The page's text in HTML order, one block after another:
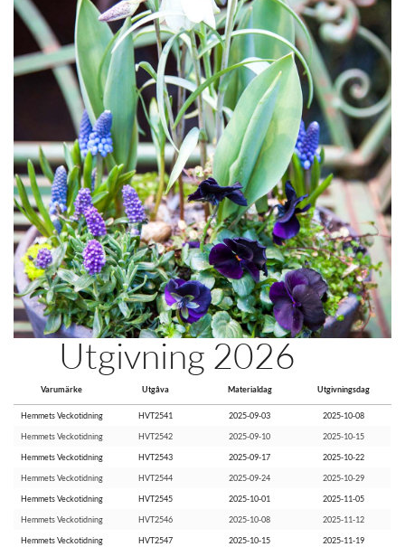
Utgivning 2026
Varumärke Utgåva Materialdag Utgivningsdag
Hemmets Veckotidning HVT2541 2025-09-03 2025-10-08
Hemmets Veckotidning HVT2542 2025-09-10 2025-10-15
Hemmets Veckotidning HVT2543 2025-09-17 2025-10-22
Hemmets Veckotidning HVT2544 2025-09-24 2025-10-29
Hemmets Veckotidning HVT2545 2025-10-01 2025-11-05
Hemmets Veckotidning HVT2546 2025-10-08 2025-11-12
Hemmets Veckotidning HVT2547 2025-10-15 2025-11-19